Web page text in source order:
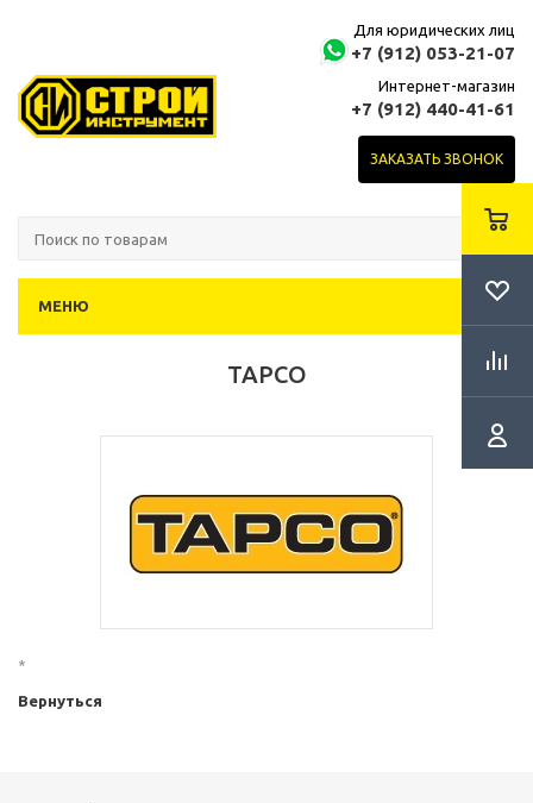
Для юридических лиц
+7 (912) 053-21-07
Интернет-магазин
+7 (912) 440-41-61
ЗАКАЗАТЬ ЗВОНОК
МЕНЮ
TAPCO
*
Вернуться